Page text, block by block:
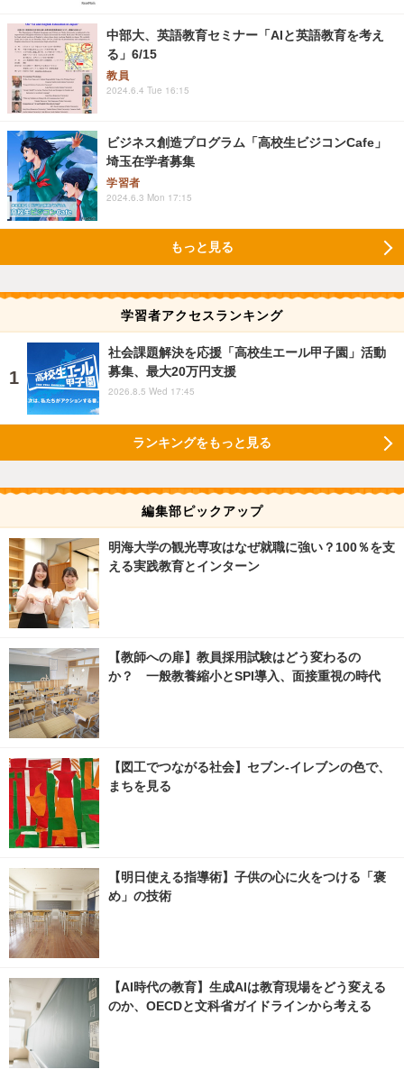
中部大、英語教育セミナー「AIと英語教育を考え
る」6/15
教員
2024.6.4 Tue 16:15
ビジネス創造プログラム「高校生ビジコンCafe」
埼玉在学者募集
学習者
2024.6.3 Mon 17:15
もっと見る
学習者アクセスランキング
社会課題解決を応援「高校生エール甲子園」活動
募集、最大20万円支援
2026.8.5 Wed 17:45
ランキングをもっと見る
編集部ピックアップ
明海大学の観光専攻はなぜ就職に強い？100％を支
える実践教育とインターン
【教師への扉】教員採用試験はどう変わるの
か？ 一般教養縮小とSPI導入、面接重視の時代
【図工でつながる社会】セブン‐イレブンの色で、
まちを見る
【明日使える指導術】子供の心に火をつける「褒
め」の技術
【AI時代の教育】生成AIは教育現場をどう変える
のか、OECDと文科省ガイドラインから考える